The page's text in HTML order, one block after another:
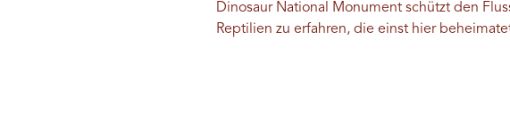
Dinosaur National Monument schützt den
Reptilien zu erfahren, die einst hier